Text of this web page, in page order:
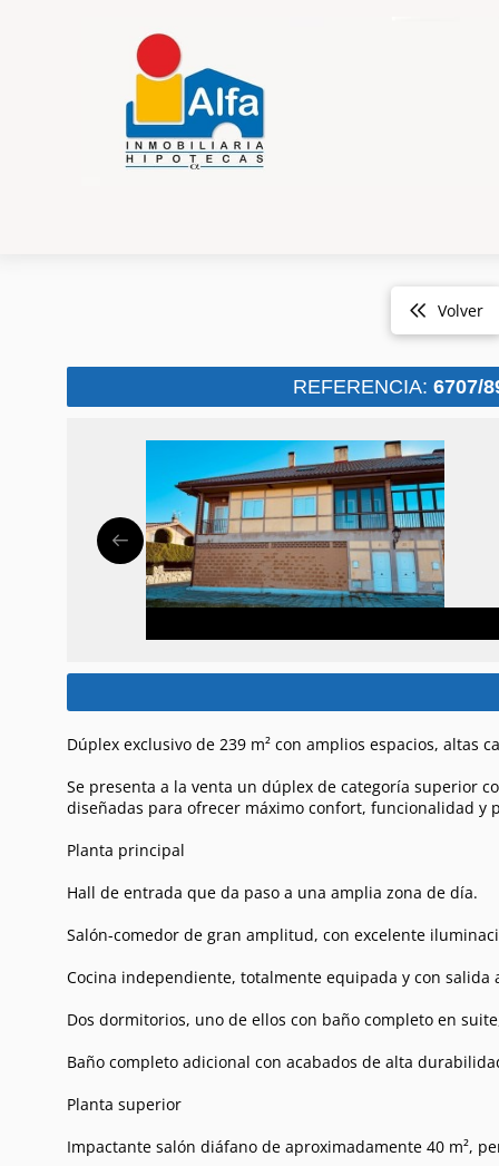
Volver
REFERENCIA: 6707/
Dúplex exclusivo de 239 m² con amplios espacios, altas
Se presenta a la venta un dúplex de categoría superior
diseñadas para ofrecer máximo confort, funcionalidad y
Planta principal
Hall de entrada que da paso a una amplia zona de día.
Salón-comedor de gran amplitud, con excelente
Cocina independiente, totalmente equipada y con
Dos dormitorios, uno de ellos con baño completo en
Baño completo adicional con acabados de alta
Planta superior
Impactante salón diáfano de aproximadamente 40 m²,